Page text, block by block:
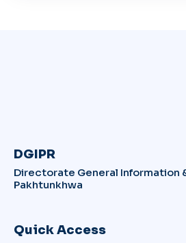
DGIPR
Directorate General Information
Pakhtunkhwa
Quick Access